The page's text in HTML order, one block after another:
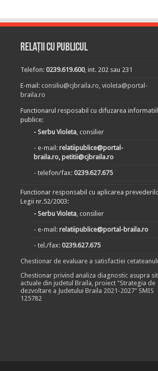
Relații cu publicul
Telefon:0239.619.600, int. 202 sau 231
E-mail:consiliu@cjbraila.ro,violeta@portal-
braila.ro
Functionarul resposabil cu difuzarea
publice:
- Serbu Violeta, consilier
- e-mail:relatiipublice@portal-
braila.ro, petitii@cjbraila.ro
- telefon/fax:0239.627.675
Functionar responsabil cu aplicarea
Legii nr.52/2003:
- Serbu Violeta, consilier
- e-mail:relatiipublice@portal-braila.ro
- tel./fax:0239.627.675
Chestionar de evaluare a satisfactiei
Chestionar privind analiza diagnostic asupra
actuale din judetul Braila, proiect "Strategia de
dezvoltare a Judetului Braila 2021-2027" SMIS
125782